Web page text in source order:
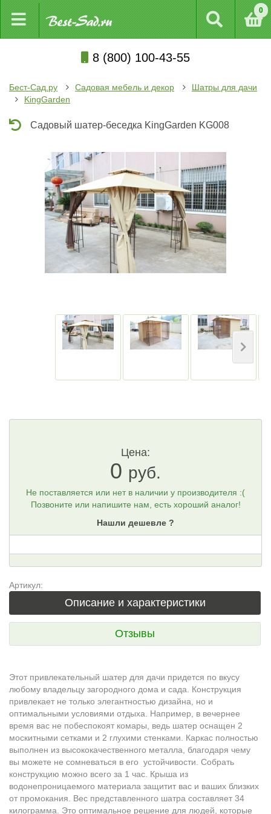
0
8 (800) 100-43-55
Бест-Сад.ру Садовая мебель и декор
Шатры для дачи
KingGarden
Садовый шатер-беседка KingGarden KG008
Цена:
0 руб.
Не поставляется или нет в наличии у производителя :(
Позвоните или напишите нам, есть хороший аналог!
Нашли дешевле ?
Артикул:
Описание и характеристики
Отзывы
Этот привлекательный шатер для дачи придется по вкусу
любому владельцу загородного дома и сада. Конструкция
привлекает не только элегантностью дизайна, но и
оптимальными условиями отдыха. Например, в вечернее
время вас не побеспокоят комары, ведь шатер оснащен 2
москитными сетками и 2 глухими стенками. Каркас полностью
выполнен из высококачественного металла, благодаря чему
вы можете не сомневаться в его устойчивости. Собрать
конструкцию можно всего за 1 час. Крыша из
водонепроницаемого материала защитит вас и ваших близких
от промокания. Вес представленного шатра составляет 34
килограмма. Это оптимальное решение для людей, которые